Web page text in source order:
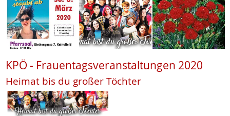
KPÖ - Frauentagsveranstaltungen 2020
Heimat bis du großer Töchter